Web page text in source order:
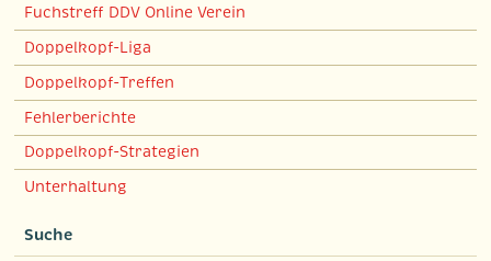
Fuchstreff DDV Online Verein
Doppelkopf-Liga
Doppelkopf-Treffen
Fehlerberichte
Doppelkopf-Strategien
Unterhaltung
Suche